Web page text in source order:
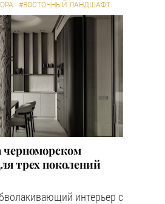
#ВОСТОЧНЫЙ ЛАНДШАФТ
черноморском
трех поколений
интерьер с